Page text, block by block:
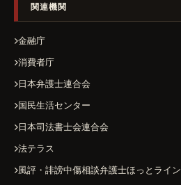
関連機関
金融庁
消費者庁
日本弁護士連合会
国民生活センター
日本司法書士会連合会
法テラス
風評・誹謗中傷相談弁護士ほっとライン